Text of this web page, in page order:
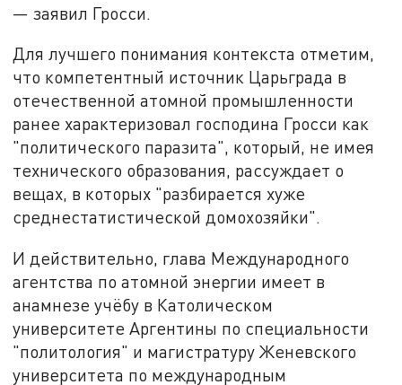
— заявил Гросси.
Для лучшего понимания контекста отметим,
что компетентный источник Царьграда в
отечественной атомной промышленности
ранее характеризовал господина Гросси как
"политического паразита", который, не имея
технического образования, рассуждает о
вещах, в которых "разбирается хуже
среднестатистической домохозяйки".
И действительно, глава Международного
агентства по атомной энергии имеет в
анамнезе учёбу в Католическом
университете Аргентины по специальности
"политология" и магистратуру Женевского
университета по международным